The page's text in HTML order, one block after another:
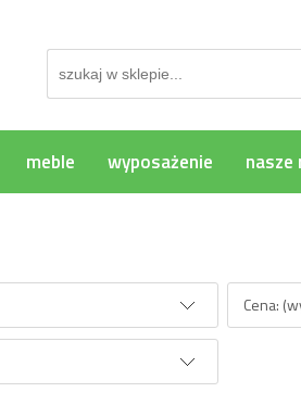
meble wyposażenie nasze
Cena: